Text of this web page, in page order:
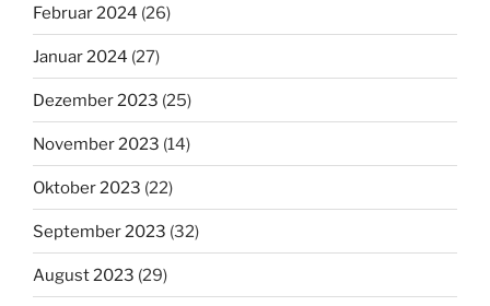
Februar 2024 (26)
Januar 2024 (27)
Dezember 2023 (25)
November 2023 (14)
Oktober 2023 (22)
September 2023 (32)
August 2023 (29)